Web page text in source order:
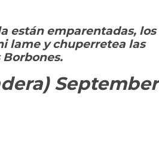
están emparentadas, los
lame y chuperretea las
Borbones.
September